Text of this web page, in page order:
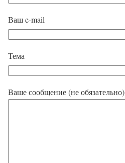
Ваш e-mail
Тема
Ваше сообщение (не обязательно)